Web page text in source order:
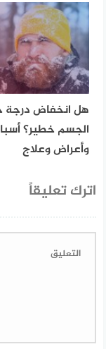
هل انخفاض درجة
الجسم خطير؟
وأعراض وعلاج
اترك تعليقاً